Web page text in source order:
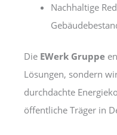
Nachhaltige
Die EWerk Gruppe
Lösungen, sondern
durchdachte
öffentliche Träger in